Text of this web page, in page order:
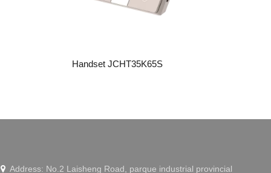
Handset JCHT35K65S
WeChat
Address: No.2 Laisheng Road, parque industrial provincial